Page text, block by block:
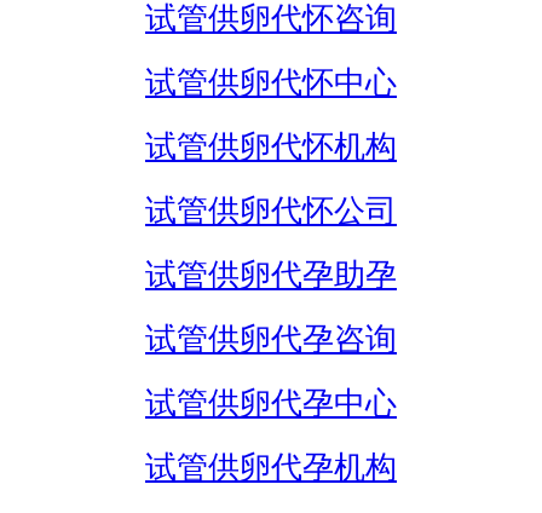
试管供卵代怀咨询
试管供卵代怀中心
试管供卵代怀机构
试管供卵代怀公司
试管供卵代孕助孕
试管供卵代孕咨询
试管供卵代孕中心
试管供卵代孕机构